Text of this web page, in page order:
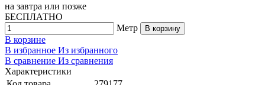
на завтра или позже
БЕСПЛАТНО
Метр
В корзину
В корзине
В избранное Из избранного
В сравнение Из сравнения
Характеристики